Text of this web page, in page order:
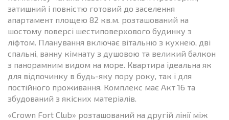
затишний і повністю готовий до заселення
апартамент площею 82 кв.м. розташований на
шостому поверсі шестиповерхового будинку з
ліфтом. Планування включає вітальню з кухнею, дві
спальні, ванну кімнату з душовою та великий балкон
з панорамним видом на море. Квартира ідеальна як
для відпочинку в будь-яку пору року, так і для
постійного проживання. Комплекс має Акт 16 та
збудований з якісних матеріалів.
«Crown Fort Club» розташований на другій лінії між